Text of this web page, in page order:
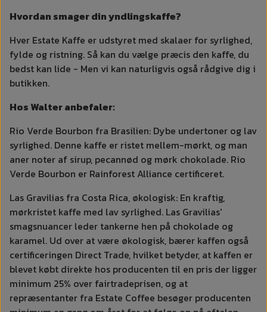
Hvordan smager din yndlingskaffe?
Hver Estate Kaffe er udstyret med skalaer for syrlighed,
fylde og ristning. Så kan du vælge præcis den kaffe, du
bedst kan lide - Men vi kan naturligvis også rådgive dig i
butikken.
Hos Walter anbefaler:
Rio Verde Bourbon fra Brasilien: Dybe undertoner og lav
syrlighed. Denne kaffe er ristet mellem-mørkt, og man
aner noter af sirup, pecannød og mørk chokolade. Rio
Verde Bourbon er Rainforest Alliance certificeret.
Las Gravilias fra Costa Rica, økologisk: En kraftig,
mørkristet kaffe med lav syrlighed. Las Gravilias'
smagsnuancer leder tankerne hen på chokolade og
karamel. Ud over at være økologisk, bærer kaffen også
certificeringen Direct Trade, hvilket betyder, at kaffen er
blevet købt direkte hos producenten til en pris der ligger
minimum 25% over fairtradeprisen, og at
repræsentanter fra Estate Coffee besøger producenten